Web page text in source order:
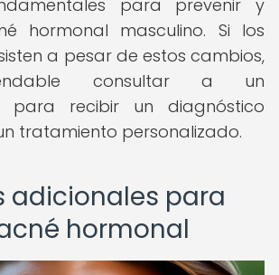
para prevenir y
hormonal masculino. Si los
a pesar de estos cambios,
consultar a un
para recibir un diagnóstico
tratamiento personalizado.
adicionales para
hormonal